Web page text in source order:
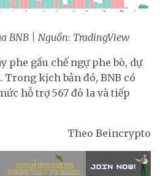
BNB | Nguồn: TradingView
phe gấu chế ngự phe bò, dự
Trong kịch bản đó, BNB có
hỗ trợ 567 đô la và tiếp
Theo Beincrypto